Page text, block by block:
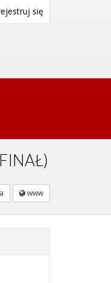
się
www